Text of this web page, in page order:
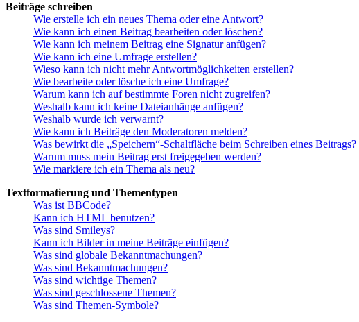
Beiträge schreiben
Wie erstelle ich ein neues Thema oder eine Antwort?
Wie kann ich einen Beitrag bearbeiten oder löschen?
Wie kann ich meinem Beitrag eine Signatur anfügen?
Wie kann ich eine Umfrage erstellen?
Wieso kann ich nicht mehr Antwortmöglichkeiten erstellen?
Wie bearbeite oder lösche ich eine Umfrage?
Warum kann ich auf bestimmte Foren nicht zugreifen?
Weshalb kann ich keine Dateianhänge anfügen?
Weshalb wurde ich verwarnt?
Wie kann ich Beiträge den Moderatoren melden?
Was bewirkt die „Speichern“-Schaltfläche beim Schreiben eines Beitrags?
Warum muss mein Beitrag erst freigegeben werden?
Wie markiere ich ein Thema als neu?
Textformatierung und Thementypen
Was ist BBCode?
Kann ich HTML benutzen?
Was sind Smileys?
Kann ich Bilder in meine Beiträge einfügen?
Was sind globale Bekanntmachungen?
Was sind Bekanntmachungen?
Was sind wichtige Themen?
Was sind geschlossene Themen?
Was sind Themen-Symbole?